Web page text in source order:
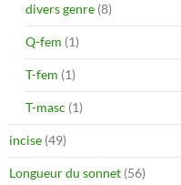
divers genre (8)
Q-fem (1)
T-fem (1)
T-masc (1)
incise (49)
Longueur du sonnet (56)